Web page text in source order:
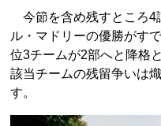
今節を含め残すところ4
ル・マドリーの優勝がす
位3チームが2部へと降格
該当チームの残留争いは
す。